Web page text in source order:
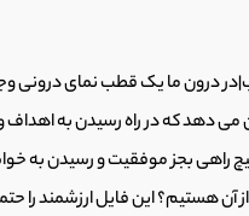
درون ما یک قطب نمای درونی
دهد که در راه رسیدن به
راهی بجز موفقیت و رسیدن به
آن هستیم؟ این فایل ارزشمند را